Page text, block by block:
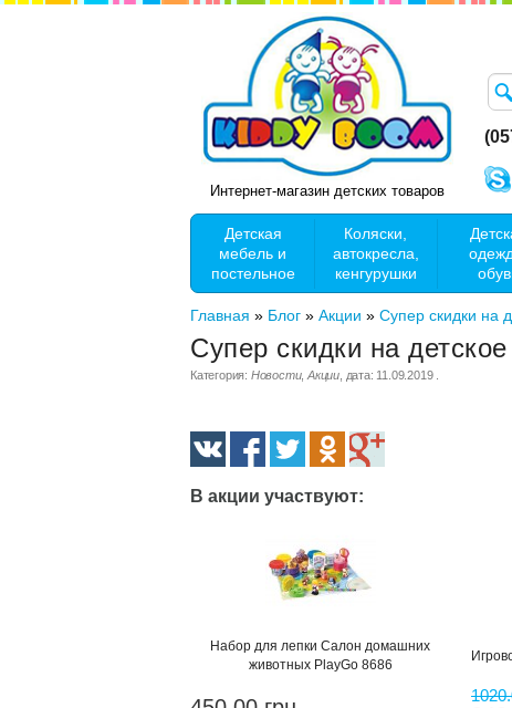
Интернет-магазин детских товаров
Детская
мебель и
постельное
Коляски,
автокресла,
кенгурушки
Главная » Блог » Акции » Супер скидки на
Супер скидки на
Категория: Новости,Акции , дата: 11.09.2019.
В акции участвуют:
Набор для лепки Салон домашних
животных PlayGo 8686